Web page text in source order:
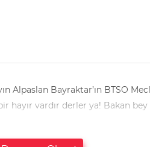
Alpaslan Bayraktar’ın BTSO
toplantılarının yoğun görüşmelerinden katılamadı. Hani her (şer demeyeyim) şeyde bir hayır vardır derler ya! Bakan bey